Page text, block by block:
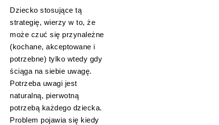
Dziecko stosujące tą
strategię, wierzy w to, że
może czuć się przynależne
(kochane, akceptowane i
potrzebne) tylko wtedy gdy
ściąga na siebie uwagę.
Potrzeba uwagi jest
naturalną, pierwotną
potrzebą każdego dziecka.
Problem pojawia się kiedy